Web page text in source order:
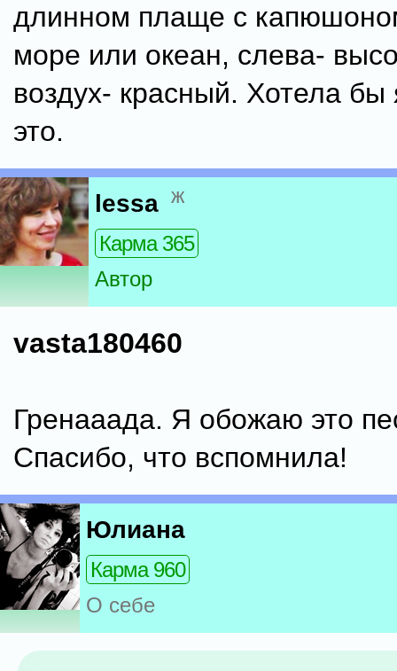
длинном плаще с
море или океан, слева-
воздух- красный. Хотела бы
это.
lessa ж
Карма 365
Автор
vasta180460
Гренааада. Я обожаю это
Спасибо, что вспомнила!
Юлиана
Карма 960
О себе